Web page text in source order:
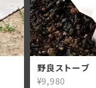
野良ストーブ
¥9,980